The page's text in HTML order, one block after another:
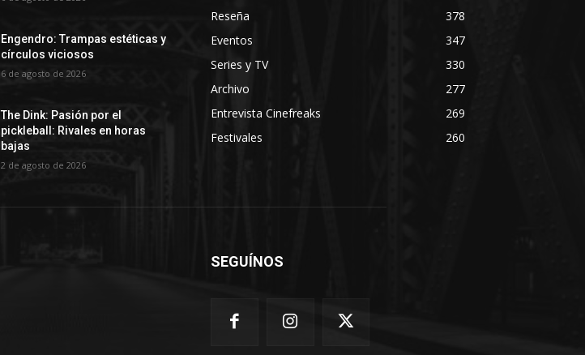
Engendro: Trampas estéticas y
círculos viciosos
6 de agosto de 2026
The Dink: Pasión por el
pickleball: Rivales en horas
bajas
2 de agosto de 2026
Reseña
378
Eventos
347
Series y TV
330
Archivo
277
Entrevista Cinefreaks
269
Festivales
260
SEGUÍNOS